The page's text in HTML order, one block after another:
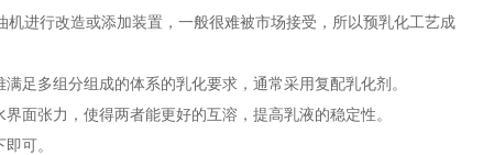
进行改造或添加装置，一般很难被市场接受，所以预乳化工艺成
足多组分组成的体系的乳化要求，通常采用复配乳化剂。
面张力，使得两者能更好的互溶，提高乳液的稳定性。
可。